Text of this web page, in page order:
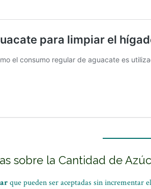
sobre la Cantidad de
que pueden ser aceptadas sin incrementar